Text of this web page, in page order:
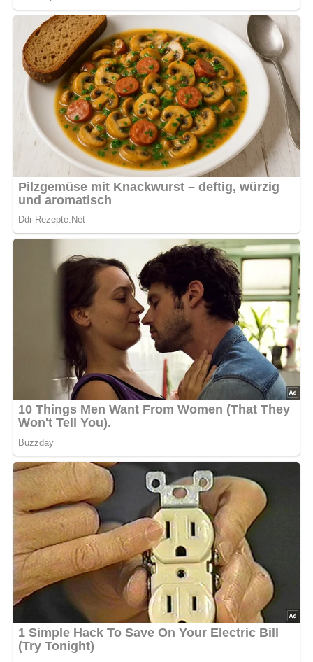
vermengen.
Das Dressing warm über den Salat gießen, alles gut
durchmischen und abschmecken.
Den Salat etwa eine Stunde ziehen lassen, damit sich
die Aromen optimal verbinden.
Vorbereitungs- und
Zubereitungszeiten
Vorbereitungszeit
20 Minuten
Zubereitungszeit
Gesamtzeit
60 Minuten
Benötigte Küchenutensilien
Kochtopf:Zum Kochen der Kartoffeln.
Zum Anbraten der Salami und des Gemüses.
Schneidbrett und Messer:Für das Zerkleinern der
Zutaten.
Schüssel:Zum Mischen und Ziehenlassen des Salats.
Schwierigkeitsgrad
Leicht – Die Zubereitung ist unkompliziert und erfordert
keine speziellen Kochkenntnisse. Die Zutaten lassen sich
gut vorbereiten und durch das Anbraten entsteht ein
intensiver Geschmack, ohne dass man lange am Herd
stehen muss.
Nährwertangaben (pro Portion)
Kalorien: 420 kcal
Fett: 22 g
Kohlenhydrate: 40 g
Eiweiß: 16 g